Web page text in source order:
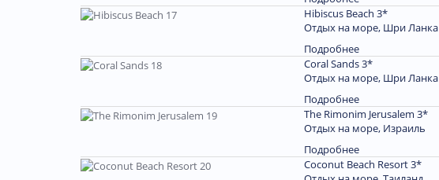
Hibiscus Beach 3*
Отдых на море, Шри Ланка
Подробнее
Coral Sands 3*
Отдых на море, Шри Ланка
Подробнее
The Rimonim Jerusalem 3*
Отдых на море, Израиль
Подробнее
Coconut Beach Resort 3*